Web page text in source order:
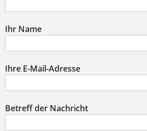
Ihr Name
Ihre E-Mail-Adresse
Betreff der Nachricht